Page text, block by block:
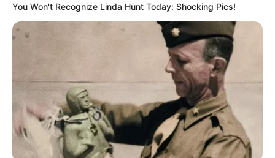
You Won't Recognize Linda Hunt Today: Shocking Pics!